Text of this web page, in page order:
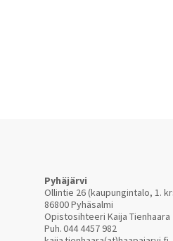
Pyhäjärvi
Ollintie 26 (kaupungintalo, 1.
86800 Pyhäsalmi
Opistosihteeri Kaija Tienhaara
Puh.044 4457 982